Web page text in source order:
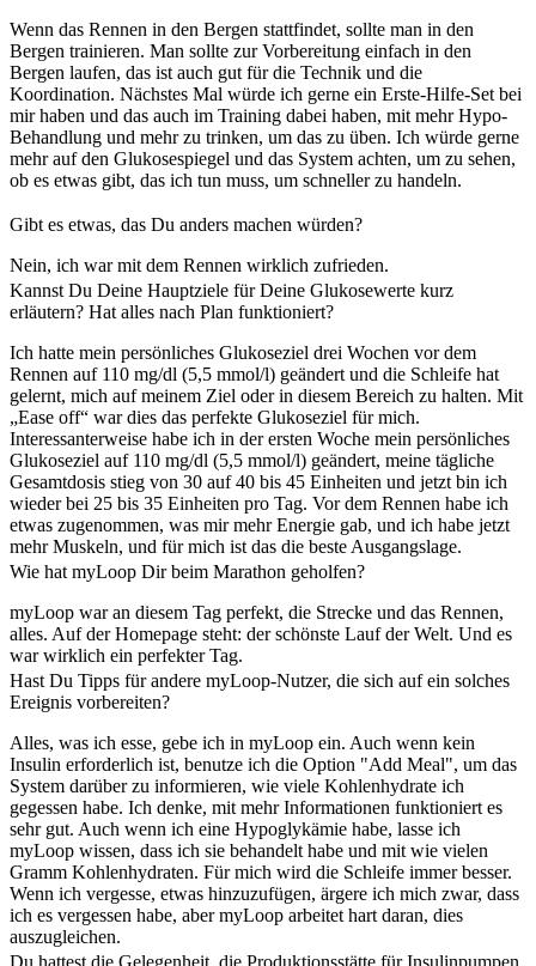
Wenn das Rennen in den Bergen stattfindet, sollte man in den
Bergen trainieren. Man sollte zur Vorbereitung einfach in den
Bergen laufen, das ist auch gut für die Technik und die
Koordination. Nächstes Mal würde ich gerne ein Erste-Hilfe-Set bei
mir haben und das auch im Training dabei haben, mit mehr Hypo-
Behandlung und mehr zu trinken, um das zu üben. Ich würde gerne
mehr auf den Glukosespiegel und das System achten, um zu sehen,
ob es etwas gibt, das ich tun muss, um schneller zu handeln.
Gibt es etwas, das Du anders machen würden?
Nein, ich war mit dem Rennen wirklich zufrieden.
Kannst Du Deine Hauptziele für Deine Glukosewerte kurz
erläutern? Hat alles nach Plan funktioniert?
Ich hatte mein persönliches Glukoseziel drei Wochen vor dem
Rennen auf 110 mg/dl (5,5 mmol/l) geändert und die Schleife hat
gelernt, mich auf meinem Ziel oder in diesem Bereich zu halten. Mit
„Ease off“ war dies das perfekte Glukoseziel für mich.
Interessanterweise habe ich in der ersten Woche mein persönliches
Glukoseziel auf 110 mg/dl (5,5 mmol/l) geändert, meine tägliche
Gesamtdosis stieg von 30 auf 40 bis 45 Einheiten und jetzt bin ich
wieder bei 25 bis 35 Einheiten pro Tag. Vor dem Rennen habe ich
etwas zugenommen, was mir mehr Energie gab, und ich habe jetzt
mehr Muskeln, und für mich ist das die beste Ausgangslage.
Wie hat myLoop Dir beim Marathon geholfen?
myLoop war an diesem Tag perfekt, die Strecke und das Rennen,
alles. Auf der Homepage steht: der schönste Lauf der Welt. Und es
war wirklich ein perfekter Tag.
Hast Du Tipps für andere myLoop-Nutzer, die sich auf ein solches
Ereignis vorbereiten?
Alles, was ich esse, gebe ich in myLoop ein. Auch wenn kein
Insulin erforderlich ist, benutze ich die Option "Add Meal", um das
System darüber zu informieren, wie viele Kohlenhydrate ich
gegessen habe. Ich denke, mit mehr Informationen funktioniert es
sehr gut. Auch wenn ich eine Hypoglykämie habe, lasse ich
myLoop wissen, dass ich sie behandelt habe und mit wie vielen
Gramm Kohlenhydraten. Für mich wird die Schleife immer besser.
Wenn ich vergesse, etwas hinzuzufügen, ärgere ich mich zwar, dass
ich es vergessen habe, aber myLoop arbeitet hart daran, dies
auszugleichen.
Du hattest die Gelegenheit, die Produktionsstätte für Insulinpumpen